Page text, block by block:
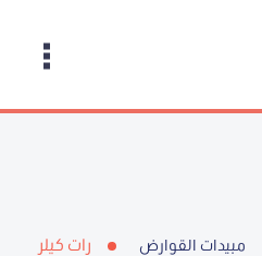
مبيدات القوارض
رات كيلر